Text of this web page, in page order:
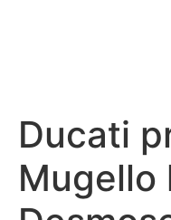
Ducati
Mugello